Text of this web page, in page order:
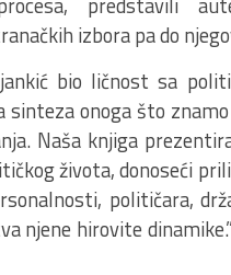
izbora pa do
bio ličnost sa
onoga što
Naša knjiga
života, donoseći
političara,
njene hirovite